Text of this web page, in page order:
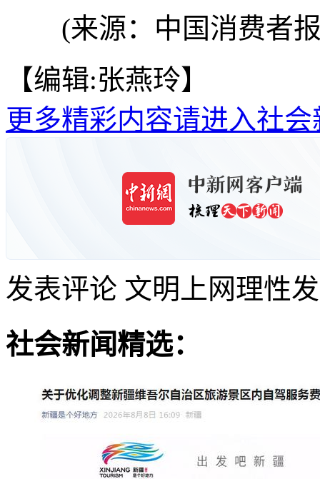
(来源：中国消费者
【编辑:张燕玲】
更多精彩内容请进入社会
发表评论 文明上网理性
社会新闻精选：